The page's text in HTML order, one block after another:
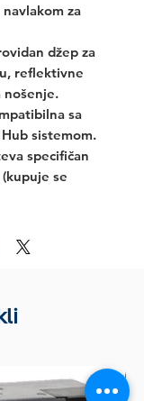
za
džep za
reflektivne
nošenje.
sa
sistemom.
specifičan
se